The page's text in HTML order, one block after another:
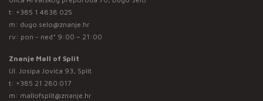
t: +385 1 4838 025
m: dugo.selo@znanje.hr
rv: pon - ned* 9:00 – 21:00
Znanje Mall of Split
Ul. Josipa Jovića 93, Split
t: +385 21 280 017
m: mallofsplit@znanje.hr